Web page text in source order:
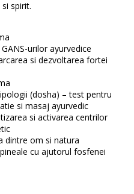
spirit.
urilor ayurvedice
si dezvoltarea fortei
(dosha) – test pentru
si masaj ayurvedic
si activarea centrilor
dintre om si natura
cu ajutorul fosfenei